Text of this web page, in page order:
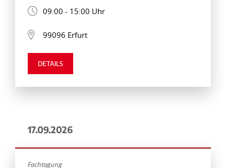
09:00 - 15:00 Uhr
99096 Erfurt
DETAILS
17.09.2026
Fachtagung